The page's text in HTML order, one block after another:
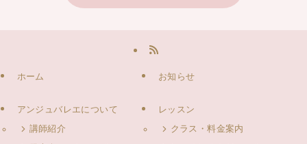
ホーム お知らせ
アンジュバレエについて
講師紹介
レッスン
クラス・料金案内